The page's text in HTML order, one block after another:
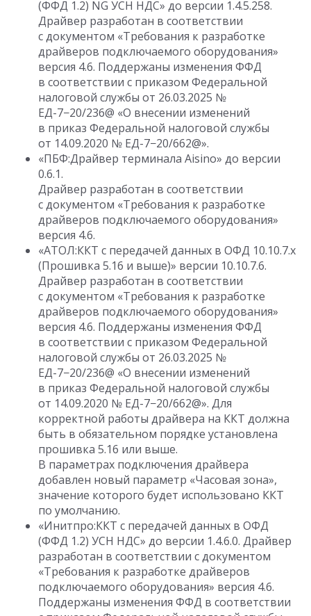
(ФФД 1.2) NG УСН НДС» до версии 1.4.5.258.
Драйвер разработан в соответствии
с документом «Требования к разработке
драйверов подключаемого оборудования»
версия 4.6. Поддержаны изменения ФФД
в соответствии с приказом Федеральной
налоговой службы от 26.03.2025 №
ЕД-7−20/236@ «О внесении изменений
в приказ Федеральной налоговой службы
от 14.09.2020 № ЕД-7−20/662@».
«ПБФ:Драйвер терминала Aisino» до версии
0.6.1.
Драйвер разработан в соответствии
с документом «Требования к разработке
драйверов подключаемого оборудования»
версия 4.6.
«АТОЛ:ККТ с передачей данных в ОФД 10.10.7.х
(Прошивка 5.16 и выше)» версии 10.10.7.6.
Драйвер разработан в соответствии
с документом «Требования к разработке
драйверов подключаемого оборудования»
версия 4.6. Поддержаны изменения ФФД
в соответствии с приказом Федеральной
налоговой службы от 26.03.2025 №
ЕД-7−20/236@ «О внесении изменений
в приказ Федеральной налоговой службы
от 14.09.2020 № ЕД-7−20/662@». Для
корректной работы драйвера на ККТ должна
быть в обязательном порядке установлена
прошивка 5.16 или выше.
В параметрах подключения драйвера
добавлен новый параметр «Часовая зона»,
значение которого будет использовано ККТ
по умолчанию.
«Инитпро:ККТ с передачей данных в ОФД
(ФФД 1.2) УСН НДС» до версии 1.4.6.0. Драйвер
разработан в соответствии с документом
«Требования к разработке драйверов
подключаемого оборудования» версия 4.6.
Поддержаны изменения ФФД в соответствии